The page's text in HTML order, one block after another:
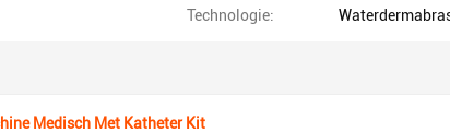
Technologie:
Medisch Met Katheter Kit